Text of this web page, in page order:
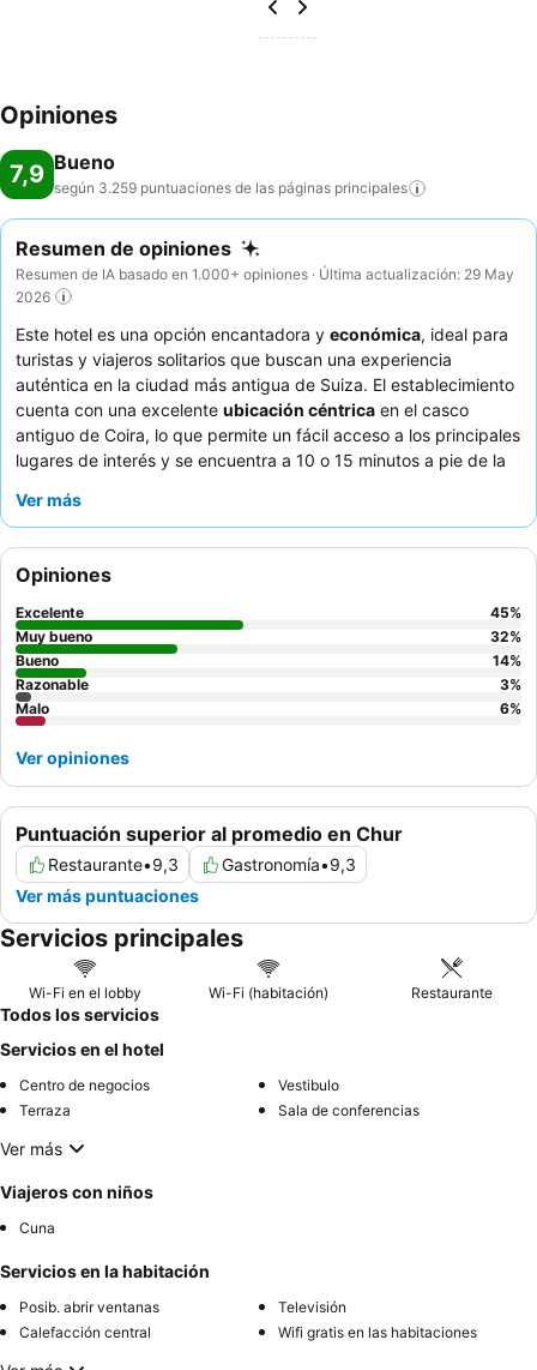
Opiniones
7,9 Bueno
según 3.259 puntuaciones de las páginas principales
Resumen de opiniones
Resumen de IA basado en 1.000+ opiniones · Última actualización: 29 May
2026
Este hotel es una opción encantadora y económica, ideal para
turistas y viajeros solitarios que buscan una experiencia
auténtica en la ciudad más antigua de Suiza. El establecimiento
cuenta con una excelente ubicación céntrica en el casco
antiguo de Coira, lo que permite un fácil acceso a los principales
lugares de interés y se encuentra a 10 o 15 minutos a pie de la
ofrecewifi gratis
elogian constantemente al excepcional personal por su servicio
amable y atento, así como el delicioso
restaurante del hotel que sirve auténtica cocina local. Para una
estancia más tranquila, considere solicitar una habitación
alejada de la calle.
Ver más
Puntuación superior al promedio en Chur
Restaurante•9,3 Gastronomía•9,3
Ver más puntuaciones
Opiniones
Excelente 45%
Muy bueno
32%
Bueno
14%
Razonable
3%
Malo
6%
Ver opiniones
Servicios principales
Wi-Fi en el lobby Wi-Fi (habitación) Restaurante
Todos los servicios
Servicios en el hotel
Centro de negocios
Vestibulo
Terraza
Sala de conferencias
Ver más
Viajeros con niños
Cuna
Servicios en la habitación
Posib. abrir ventanas
Televisión
Calefacción central
Wifi gratis en las habitaciones